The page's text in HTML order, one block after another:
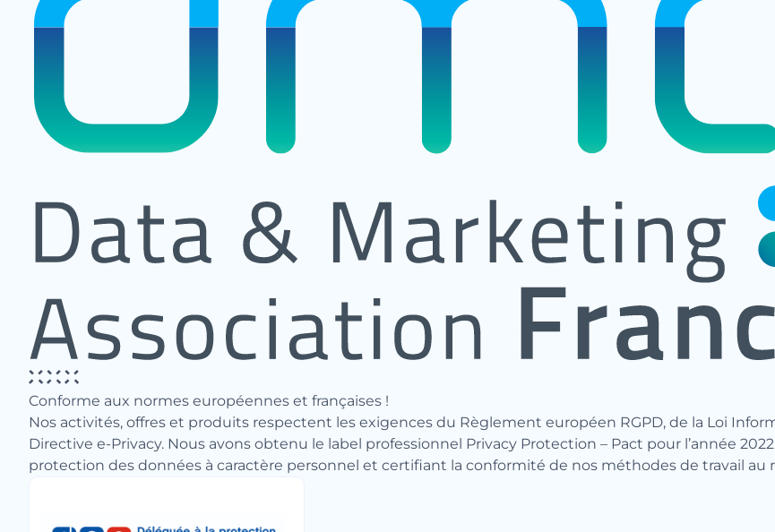
Conforme aux normes européennes et françaises !
Nos activités, offres et produits respectent les exigences du Règlement européen RGPD, de la Loi
Directive e-Privacy. Nous avons obtenu le label professionnel Privacy Protection – Pact pour l’année
protection des données à caractère personnel et certifiant la conformité de nos méthodes de travail